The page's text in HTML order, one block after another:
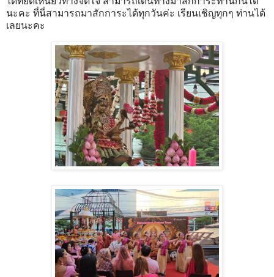
นะคะ ที่นี่สามารถมาสักการะได้ทุกวันค่ะ เรียนเชิญทุกๆ ท่านได้
เลยนะคะ